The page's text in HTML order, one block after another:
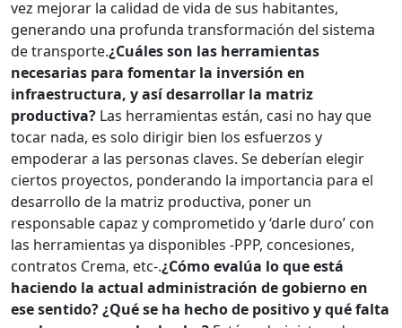
vez mejorar la calidad de vida de sus habitantes,
generando una profunda transformación del sistema
de transporte.¿Cuáles son las herramientas
necesarias para fomentar la inversión en
infraestructura, y así desarrollar la matriz
productiva? Las herramientas están, casi no hay que
tocar nada, es solo dirigir bien los esfuerzos y
empoderar a las personas claves. Se deberían elegir
ciertos proyectos, ponderando la importancia para el
desarrollo de la matriz productiva, poner un
responsable capaz y comprometido y ‘darle duro’ con
las herramientas ya disponibles -PPP, concesiones,
contratos Crema, etc-.¿Cómo evalúa lo que está
haciendo la actual administración de gobierno en
ese sentido? ¿Qué se ha hecho de positivo y qué falta